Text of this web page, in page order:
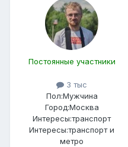
Постоянные участники
3 тыс
Пол:Мужчина
Город:Москва
Интересы:транспорт
Интересы:транспорт и
метро